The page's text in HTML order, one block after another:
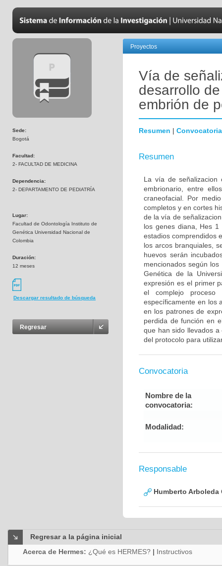
Sede:
Bogotá
Facultad:
2- FACULTAD DE MEDICINA
Dependencia:
2- DEPARTAMENTO DE PEDIATRÍA
Lugar:
Facultad de Odontología Instituto de
Genética Universidad Nacional de
Colombia
Duración:
12 meses
Descargar resultado de búsqueda
Regresar
Proyectos
Vía de
desarrollo
embrión de
Resumen | Convocatoria
Resumen
La vía de señalizacion
embrionario, entre
craneofacial. Por
completos y en cortes
de la vía de
los genes diana, Hes
estadios comprendidos
los arcos branquiales,
huevos serán
mencionados según
Genética de la
expresión es el primer
el complejo proceso
específicamente en los
en los patrones de
perdida de función en
que han sido llevados
del protocolo para
Convocatoria
Nombre de la
convocatoria:
Modalidad:
Responsable
Humberto Arboleda
Regresar a la página inicial
Acerca de Hermes: ¿Qué es HERMES? | Instructivos